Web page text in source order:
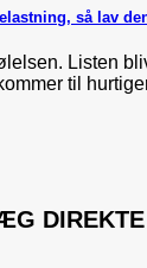
så lav
Listen
til